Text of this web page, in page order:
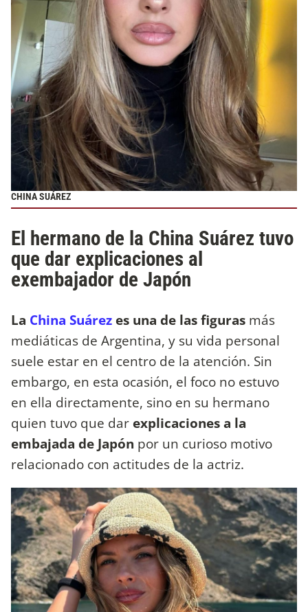
CHINA SUÁREZ
El hermano de la China Suárez tuvo
que dar explicaciones al
exembajador de Japón
La China Suárez es una de las figuras más
mediáticas de Argentina, y su vida personal
suele estar en el centro de la atención. Sin
embargo, en esta ocasión, el foco no estuvo
en ella directamente, sino en su hermano
quien tuvo que dar explicaciones a la
embajada de Japón por un curioso motivo
relacionado con actitudes de la actriz.